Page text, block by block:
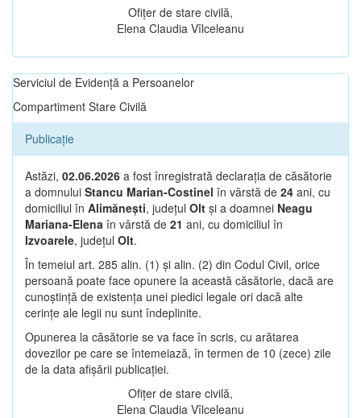
Ofițer de stare civilă,
Elena Claudia Vîlceleanu
Serviciul de Evidență a Persoanelor
Compartiment Stare Civilă
Publicație
Astăzi, 02.06.2026 a fost înregistrată declarația de căsătorie
a domnului Stancu Marian-Costinel în vârstă de 24 ani, cu
domiciliul în Alimănești, județul Olt și a doamnei Neagu
Mariana-Elena în vârstă de 21 ani, cu domiciliul în
Izvoarele, județul Olt.
În temeiul art. 285 alin. (1) și alin. (2) din Codul Civil, orice
persoană poate face opunere la această căsătorie, dacă are
cunoștință de existența unei piedici legale ori dacă alte
cerințe ale legii nu sunt îndeplinite.
Opunerea la căsătorie se va face în scris, cu arătarea
dovezilor pe care se întemeiază, în termen de 10 (zece) zile
de la data afișării publicației.
Ofițer de stare civilă,
Elena Claudia Vîlceleanu